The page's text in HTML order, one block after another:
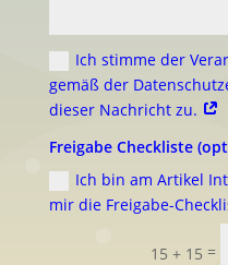
Ich stimme der
gemäß der
dieser Nachricht zu.
Freigabe Checkliste
Ich bin am Artikel
mir die Freigabe-
15 + 15 =